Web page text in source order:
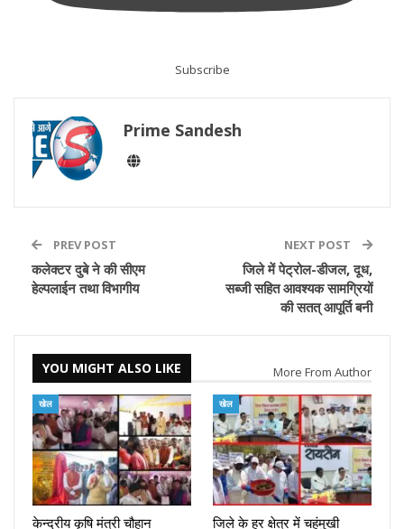
Subscribe
Prime Sandesh
PREV POST
कलेक्टर दुबे ने की सीएम
हेल्पलाईन तथा विभागीय
NEXT POST
जिले में पेट्रोल-डीजल, दूध,
सब्जी सहित आवश्यक सामग्रियों
की सतत् आपूर्ति बनी
YOU MIGHT ALSO LIKE More From Author
खेल
केन्द्रीय कृषि मंत्री चौहान
खेल
जिले के हर क्षेत्र में चहुंमुखी